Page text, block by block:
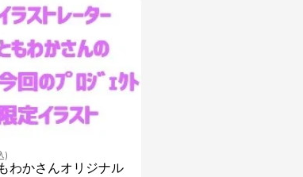
わかさんオリジナル
)